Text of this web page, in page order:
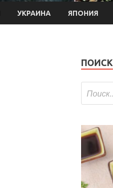
УКРАИНА ЯПОНИЯ
ПОИСК